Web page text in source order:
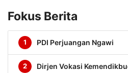
Fokus Berita
1 PDI Perjuangan Ngawi
2 Dirjen Vokasi